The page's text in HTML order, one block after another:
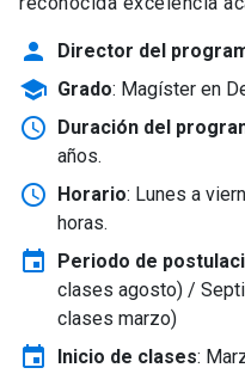
person Director del
school Grado: Magíster en
schedule Duración del
años.
schedule Horario: Lunes a
horas.
event Periodo de
clases agosto) /
clases marzo)
event Inicio de clases: